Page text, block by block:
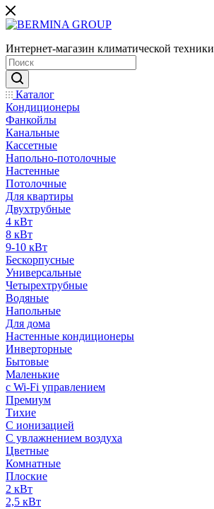
Интернет-магазин климатической техники
Каталог
Кондиционеры
Фанкойлы
Канальные
Кассетные
Напольно-потолочные
Настенные
Потолочные
Для квартиры
Двухтрубные
4 кВт
8 кВт
9-10 кВт
Бескорпусные
Универсальные
Четырехтрубные
Водяные
Напольные
Для дома
Настенные кондиционеры
Инверторные
Бытовые
Маленькие
с Wi-Fi управлением
Премиум
Тихие
С ионизацией
С увлажнением воздуха
Цветные
Комнатные
Плоские
2 кВт
2,5 кВт